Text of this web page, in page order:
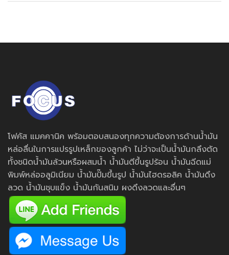
โฟคัส แมคคานิค พร้อมตอบสนองทุกความต้องการด้านน้ำมัน
หล่อลื่นในการแปรรูปเหล็กของลูกค้า ไม่ว่าจะเป็นน้ำมันกลึงตัด
ทั้งชนิดน้ำมันล้วนหรือผสมน้ำ น้ำมันตีขึ้นรูปร้อน น้ำมันฉีดแม่
พิมพ์หล่ออลูมิเนียม น้ำมันปั๊มขึ้นรูป น้ำมันไฮดรอลิค น้ำมันดึง
ลวด น้ำมันชุบแข็ง น้ำมันกันสนิม ผงดึงลวดและอื่นๆ